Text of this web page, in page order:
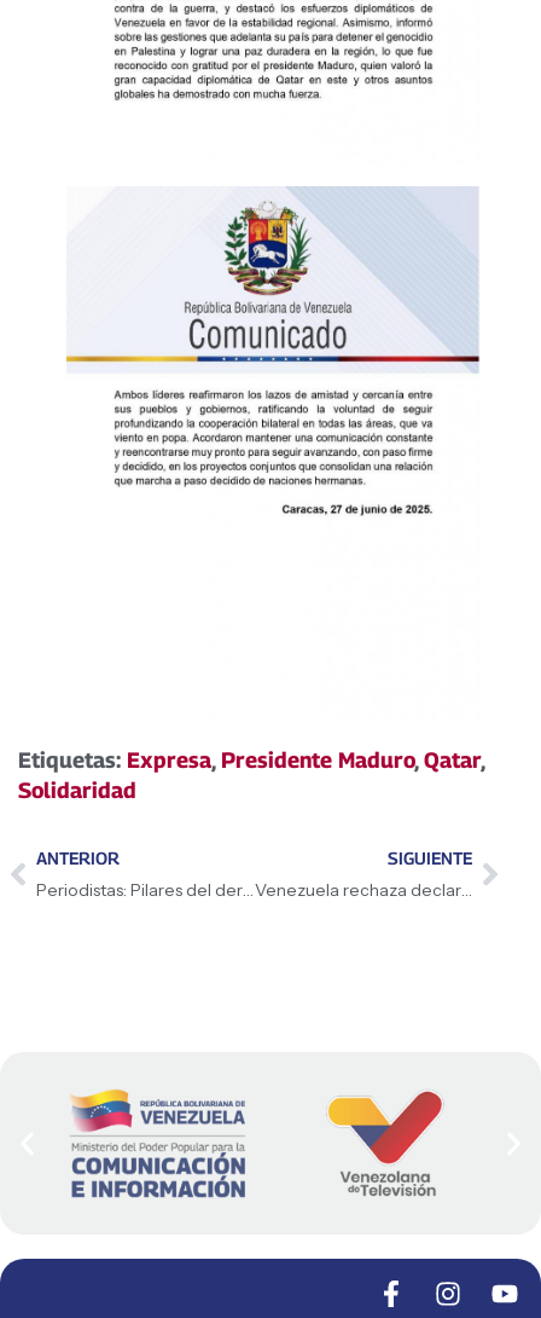
Etiquetas: Expresa, Presidente Maduro,Qatar,
Solidaridad
ANTERIOR
Periodistas: Pilares del derecho a la información
SIGUIENTE
Venezuela rechaza declaraciones de Volker Türk